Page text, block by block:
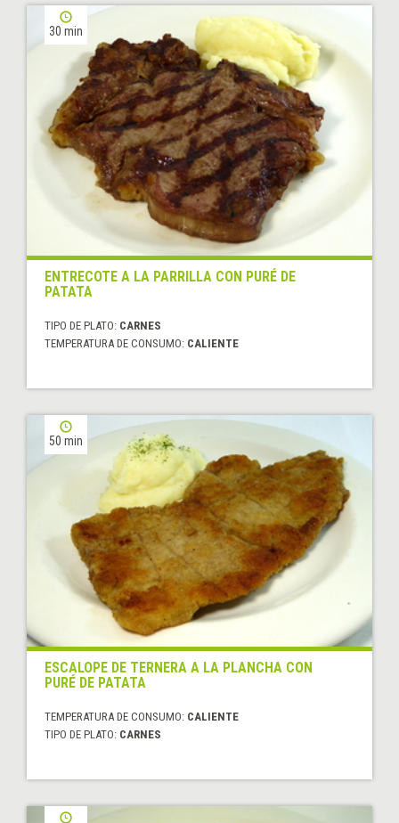
30 min
ENTRECOTE A LA PARRILLA CON PURÉ DE
PATATA
TIPO DE PLATO: CARNES
TEMPERATURA DE CONSUMO: CALIENTE
50 min
ESCALOPE DE TERNERA A LA PLANCHA CON
PURÉ DE PATATA
TEMPERATURA DE CONSUMO: CALIENTE
TIPO DE PLATO: CARNES